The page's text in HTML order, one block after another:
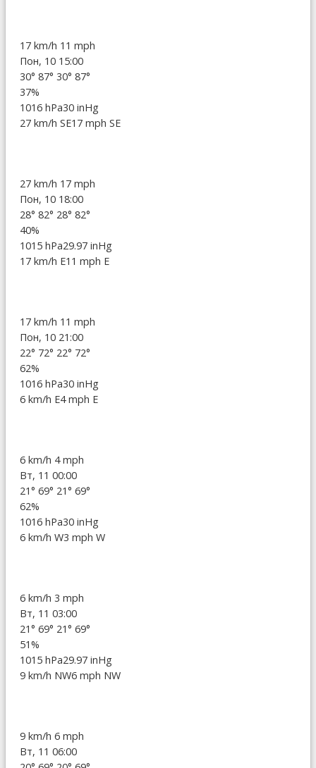
17 km/h 11 mph
Пон, 10 15:00
30° 87° 30° 87°
37%
1016 hPa30 inHg
27 km/h SE17 mph SE
27 km/h 17 mph
Пон, 10 18:00
28° 82° 28° 82°
40%
1015 hPa29.97 inHg
17 km/h E11 mph E
17 km/h 11 mph
Пон, 10 21:00
22° 72° 22° 72°
62%
1016 hPa30 inHg
6 km/h E4 mph E
6 km/h 4 mph
Вт, 11 00:00
21° 69° 21° 69°
62%
1016 hPa30 inHg
6 km/h W3 mph W
6 km/h 3 mph
Вт, 11 03:00
21° 69° 21° 69°
51%
1015 hPa29.97 inHg
9 km/h NW6 mph NW
9 km/h 6 mph
Вт, 11 06:00